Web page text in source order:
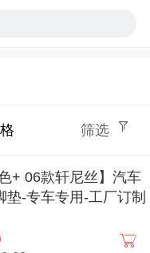
筛选
+ 06款轩尼丝】汽车
垫-专车专用-工厂订制